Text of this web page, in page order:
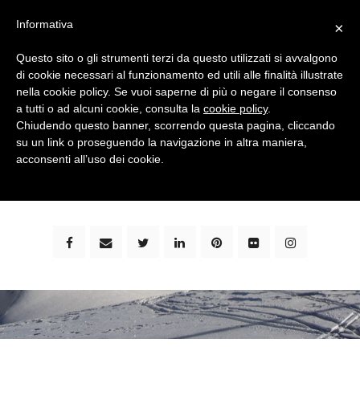
bimbi e viaggi - family travel blog: community #1 in
×
Informativa
Questo sito o gli strumenti terzi da questo utilizzati si avvalgono
di cookie necessari al funzionamento ed utili alle finalità illustrate
nella cookie policy. Se vuoi saperne di più o negare il consenso
a tutti o ad alcuni cookie, consulta la cookie policy.
Chiudendo questo banner, scorrendo questa pagina, cliccando
su un link o proseguendo la navigazione in altra maniera,
acconsenti all’uso dei cookie.